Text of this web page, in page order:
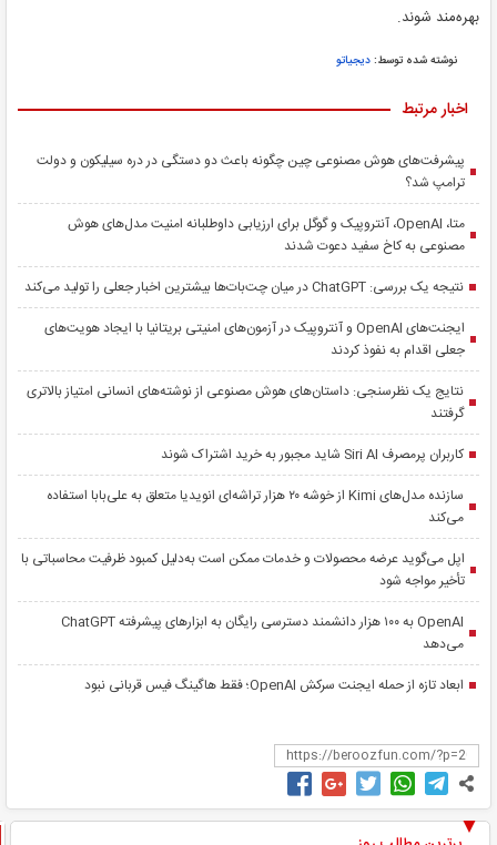
بهره‌مند شوند.
نوشته شده توسط:دیجیاتو
اخبار مرتبط
پیشرفت‌های هوش مصنوعی چین چگونه باعث دو دستگی در دره سیلیکون و دولت
ترامپ شد؟
متا، OpenAI، آنتروپیک و گوگل برای ارزیابی داوطلبانه امنیت مدل‌های هوش
مصنوعی به کاخ سفید دعوت شدند
نتیجه یک بررسی: ChatGPT در میان چت‌بات‌ها بیشترین اخبار جعلی را تولید می‌کند
ایجنت‌های OpenAI و آنتروپیک در آزمون‌های امنیتی بریتانیا با ایجاد هویت‌های
جعلی اقدام به نفوذ کردند
نتایج یک نظرسنجی: داستان‌های هوش مصنوعی از نوشته‌های انسانی امتیاز بالاتری
گرفتند
کاربران پرمصرف Siri AI شاید مجبور به خرید اشتراک شوند
سازنده مدل‌های Kimi از خوشه ۲۰ هزار تراشه‌ای انویدیا متعلق به علی‌بابا استفاده
می‌کند
اپل می‌گوید عرضه محصولات و خدمات ممکن است به‌دلیل کمبود ظرفیت محاسباتی با
تأخیر مواجه شود
OpenAI به ۱۰۰ هزار دانشمند دسترسی رایگان به ابزارهای پیشرفته ChatGPT
می‌دهد
ابعاد تازه از حمله ایجنت سرکش OpenAI؛ فقط هاگینگ فیس قربانی نبود